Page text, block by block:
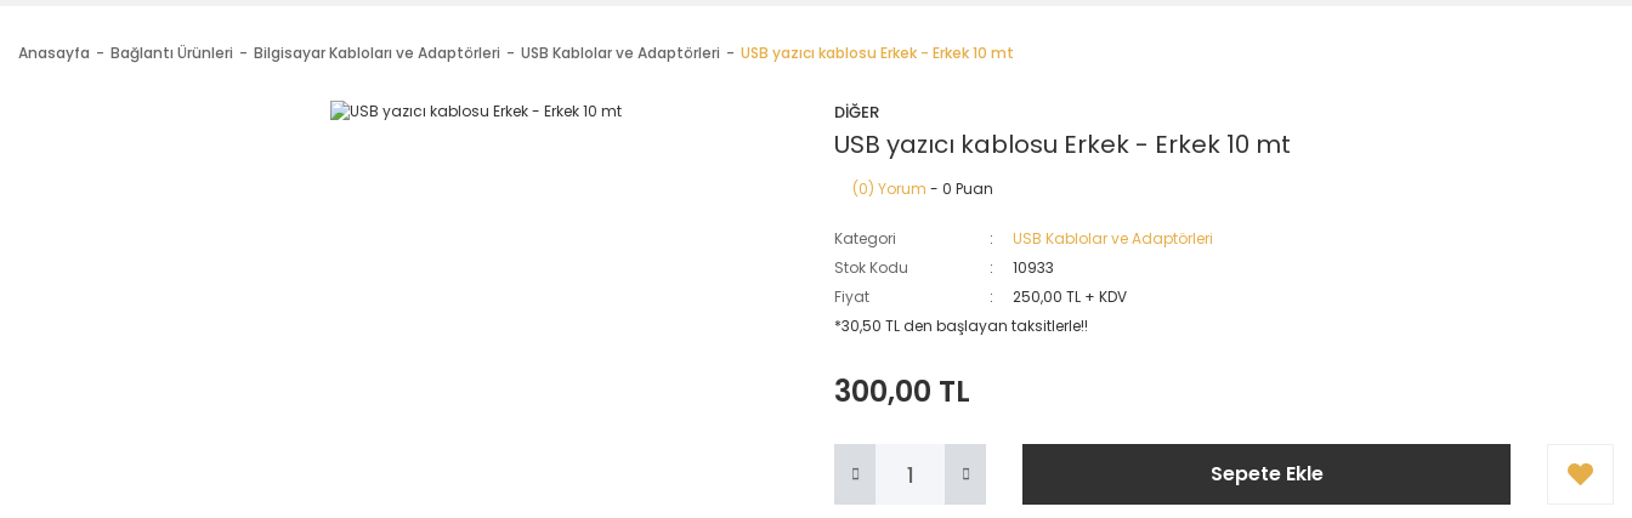
Anasayfa Bağlantı Ürünleri Bilgisayar Kabloları ve Adaptörleri USB Kablolar ve Adaptörleri USB yazıcı kablosu Erkek - Erkek 10 mt
DİĞER
USB yazıcı kablosu Erkek - Erkek 10 mt
(0) Yorum - 0 Puan
Kategori
USB Kablolar ve Adaptörleri
Stok Kodu
10933
Fiyat
250,00 TL + KDV
*30,50 TL den başlayan taksitlerle!!
300,00 TL
Sepete Ekle